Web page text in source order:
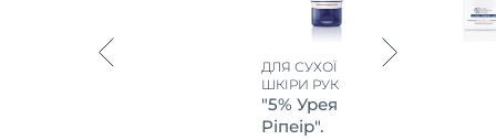
ДЛЯ СУХОЇ
ШКІРИ РУК
"5% Урея
Ріпеір".